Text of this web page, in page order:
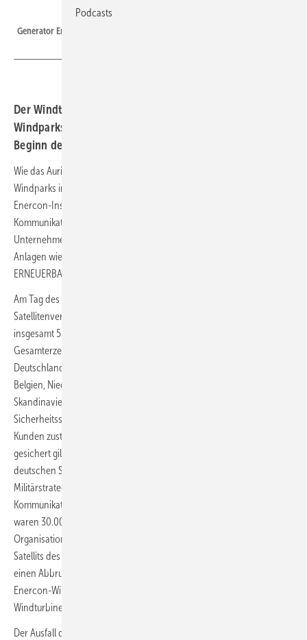
Generator Enerconanlage
Der Windturbinenbauer hat für mehr als 85 Prozent der
Windparks die Fernüberwachung neu aufgebaut, die zu
Beginn des Ukrainekriegs ausgefallen war.
Wie das Auricher Unternehmen am Freitag meldete, sind damit 1.101
Windparks in Zentraleuropa wieder unter Echtzeit-Kontrolle des
Enercon-Instandhaltungsservice. Zu 193 Windparks sei die
Kommunikation noch immer gestört oder unterbrochen, ließ das
Unternehmen wissen. „Bis Ostern soll auch der Großteil dieser
Anlagen wieder online sein“, sagte Enercon-Sprecher Felix Rehwald zu
ERNEUERBARE ENERGIEN.
Am Tag des Einmarsches russischer Truppen in die Ukraine war die
Satellitenverbindung vom Enercon-Instandhaltungsservice zu
insgesamt 5.800 Windenergieanlagen mit einer
Gesamterzeugungskapazität von rund 10 Gigawatt vor allem in
Deutschland, in kleiner Zahl allerdings auch in Frankreich, Österreich,
Belgien, Niederlande, Luxemburg und Teilen Großbritanniens und
Skandinaviens ausgefallen. Wie bei Enercon nach Verständigung mit
Sicherheitsstellen und dem für die Satellitenverbindung der Enercon-
Kunden zuständigen Dienstleister Euroskypark aus Saarbrücken als
gesichert gilt, galt der Angriff nicht dem Turbinenhersteller oder der
deutschen Stromversorgung. Vielmehr haben die russischen
Militärstrategen offenbar einen Satelliten lahmgelegt, um eine
Kommunikationsstörung auf ukrainischer Seite zu erreichen. Dabei
waren 30.000 Satellitenterminals weltweit von Unternehmen und
Organisationen als Kollateralschaden ausgefallen. Der Ausfall des
Satellits des US-Unternehmens Viasat hatte allerdings nicht nur für
einen Abbruch der Datenübertragungen auch der betroffenen
Enercon-Windparks gesorgt, sondern die Modems zur Anbindung der
Windturbinen an die Datenübertragung zerstört.
Der Ausfall der Satelliten-gestützten Datenübertragung betrifft nur
Podcasts